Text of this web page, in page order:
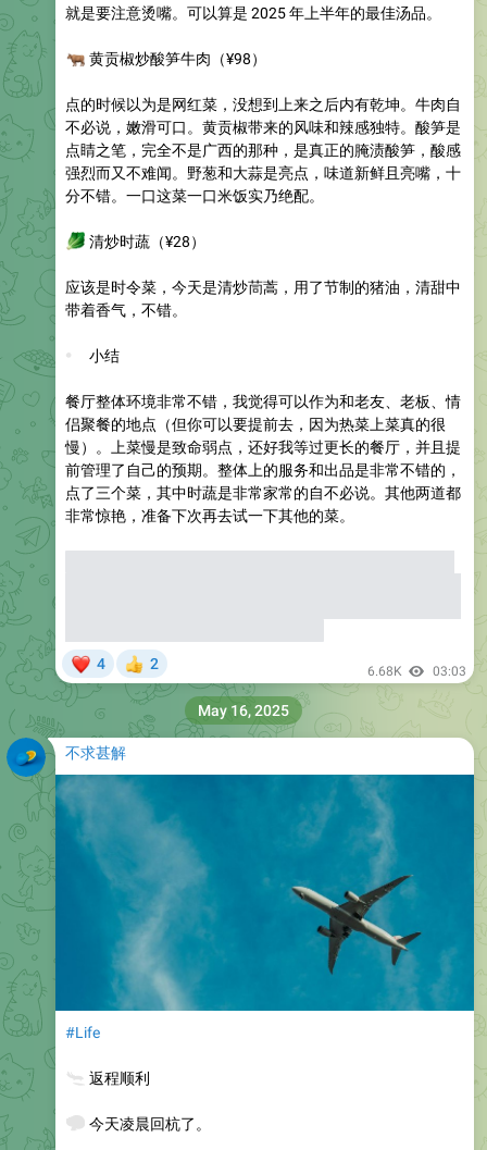
就是要注意烫嘴。可以算是 2025 年上半年的最佳汤品。
黄贡椒炒酸笋牛肉 （¥98）
点的时候以为是网红菜，没想到上来之后内有乾坤。牛肉自
不必说，嫩滑可口。黄贡椒带来的风味和辣感独特。酸笋是
点睛之笔，完全不是广西的那种，是真正的腌渍酸笋，酸感
强烈而又不难闻。野葱和大蒜是亮点，味道新鲜且亮嘴，十
分不错。一口这菜一口米饭实乃绝配。
清炒时蔬（¥28）
应该是时令菜，今天是清炒茼蒿，用了节制的猪油，清甜中
带着香气，不错。
小结
餐厅整体环境非常不错，我觉得可以作为和老友、老板、情
侣聚餐的地点（但你可以要提前去，因为热菜上菜真的很
慢）。上菜慢是致命弱点，还好我等过更长的餐厅，并且提
前管理了自己的预期。整体上的服务和出品是非常不错的，
点了三个菜，其中时蔬是非常家常的自不必说。其他两道都
非常惊艳，准备下次再去试一下其他的菜。
4 2 6.68K 03:03
不求甚解
#Life
返程顺利
今天凌晨回杭了。
May 16, 2025